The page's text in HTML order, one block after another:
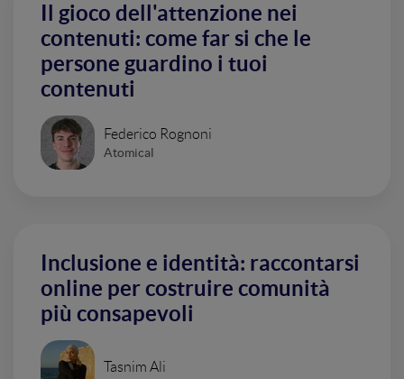
Il gioco dell'attenzione nei
contenuti: come far si che le
persone guardino i tuoi
contenuti
Federico Rognoni
Atomical
Inclusione e identità: raccontarsi
online per costruire comunità
più consapevoli
Tasnim Ali